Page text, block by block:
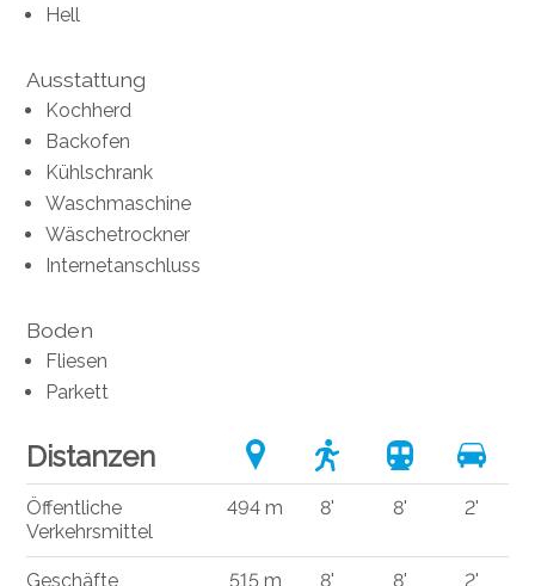
Hell
Ausstattung
Kochherd
Backofen
Kühlschrank
Waschmaschine
Wäschetrockner
Internetanschluss
Boden
Fliesen
Parkett
Distanzen
Öffentliche
Verkehrsmittel
494 m 8' 8' 2'
Geschäfte 515 m 8' 8' 2'